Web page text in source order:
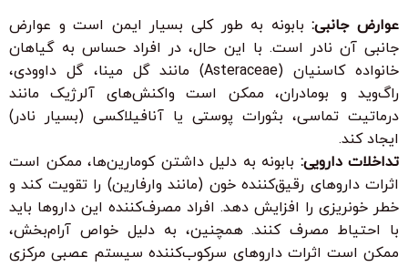
عوارض جانبی:بابونه به طور کلی بسیار ایمن است و عوارض
جانبی آن نادر است. با این حال، در افراد حساس به گیاهان
خانواده کاسنیان (Asteraceae) مانند گل مینا، گل داوودی،
راگ‌وید و بومادران، ممکن است واکنش‌های آلرژیک مانند
درماتیت تماسی، بثورات پوستی یا آنافیلاکسی (بسیار نادر)
ایجاد کند.
تداخلات دارویی: بابونه به دلیل داشتن کومارین‌ها، ممکن است
اثرات داروهای رقیق‌کننده خون (مانند وارفارین) را تقویت کند و
خطر خونریزی را افزایش دهد. افراد مصرف‌کننده این داروها باید
با احتیاط مصرف کنند. همچنین، به دلیل خواص آرام‌بخش،
ممکن است اثرات داروهای سرکوب‌کننده سیستم عصبی مرکزی